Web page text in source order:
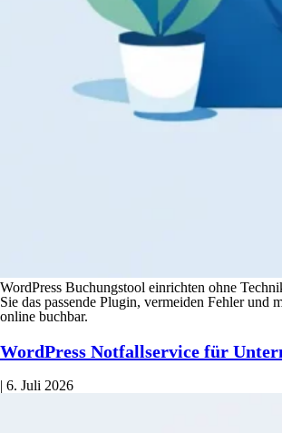
WordPress Buchungstool einrichten ohne
Sie das passende Plugin, vermeiden Fehler und
online buchbar.
WordPress Notfallservice für
| 6. Juli 2026